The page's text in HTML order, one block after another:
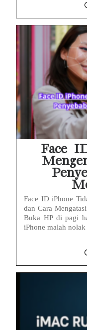
Face
Face ID iPhone
dan Cara
Buka HP di pagi
iPhone malah